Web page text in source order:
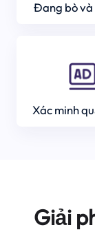
Đang bò và
Xác minh
Giải